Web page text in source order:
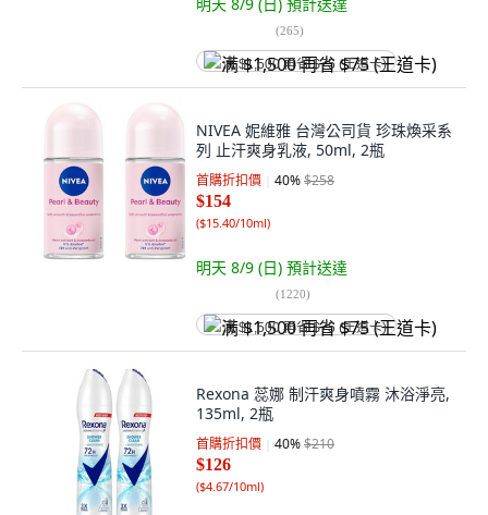
(265)
满 $1,500 再省 $75 (王道卡)
NIVEA 妮維雅 台灣公司貨 珍珠煥采系
列 止汗爽身乳液, 50ml, 2瓶
首購折扣價 40%$258
$154
($15.40/10ml)
明天 8/9 (日) 預計送達
(1220)
满 $1,500 再省 $75 (王道卡)
Rexona 蕊娜 制汗爽身噴霧 沐浴淨亮,
135ml, 2瓶
首購折扣價 40%$210
$126
($4.67/10ml)